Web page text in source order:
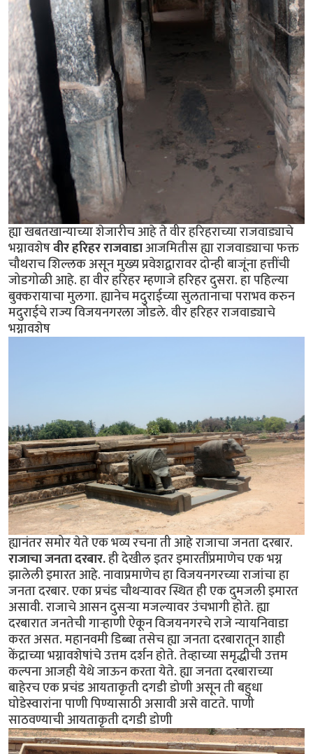
ह्या खबतखान्याच्या शेजारीच आहे ते वीर हरिहराच्या राजवाड्याचे
भग्नावशेषवीर हरिहर राजवाडाआजमितीस ह्या राजवाड्याचा फक्त
चौथराच शिल्लक असून मुख्य प्रवेशद्वारावर दोन्ही बाजूंना हत्तींची
जोडगोळी आहे. हा वीर हरिहर म्हणाजे हरिहर दुसरा. हा पहिल्या
बुक्करायाचा मुलगा. ह्यानेच मदुराईच्या सुलतानाचा पराभव करुन
मदुराईचे राज्य विजयनगरला जोडले. वीर हरिहर राजवाड्याचे
भग्नावशेष
ह्यानंतर समोर येते एक भव्य रचना ती आहे राजाचा जनता दरबार.
राजाचा जनता दरबार.ही देखील इतर इमारतींप्रमाणेच एक भग्न
झालेली इमारत आहे. नावाप्रमाणेच हा विजयनगरच्या राजांचा हा
जनता दरबार. एका प्रचंड चौथर्‍यावर स्थित ही एक दुमजली इमारत
असावी. राजाचे आसन दुसर्‍या मजल्यावर उंचभागी होते. ह्या
दरबारात जनतेची गार्‍हाणी ऐकून विजयनगरचे राजे न्यायनिवाडा
करत असत. महानवमी डिब्बा तसेच ह्या जनता दरबारातून शाही
केंद्राच्या भग्नावशेषांचे उत्तम दर्शन होते. तेव्हाच्या समृद्धीची उत्तम
कल्पना आजही येथे जाऊन करता येते. ह्या जनता दरबाराच्या
बाहेरच एक प्रचंड आयताकृती दगडी डोणी असून ती बहुधा
घोडेस्वारांना पाणी पिण्यासाठी असावी असे वाटते. पाणी
साठवण्याची आयताकृती दगडी डोणी